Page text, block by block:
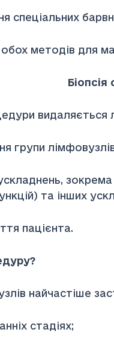
спеціальних
методів для
групи
зокрема
та інших
пацієнта.
найчастіше
стадіях;